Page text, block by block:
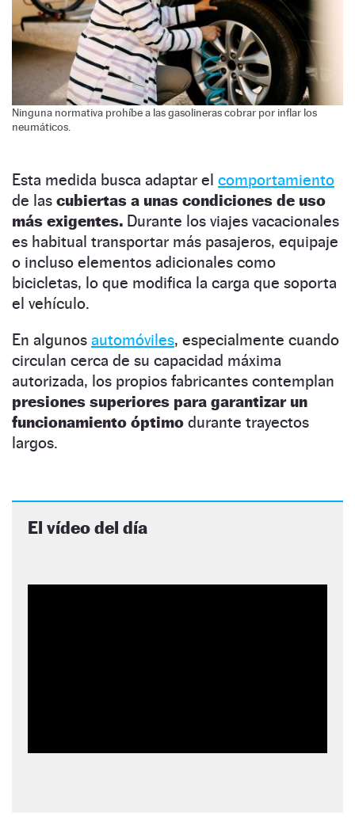
Ninguna normativa prohíbe a las gasolineras cobrar por inflar los
neumáticos.
Esta medida busca adaptar el comportamiento
de las cubiertas a unas condiciones de uso
más exigentes. Durante los viajes vacacionales
es habitual transportar más pasajeros, equipaje
o incluso elementos adicionales como
bicicletas, lo que modifica la carga que soporta
el vehículo.
En algunos automóviles, especialmente cuando
circulan cerca de su capacidad máxima
autorizada, los propios fabricantes contemplan
presiones superiores para garantizar un
funcionamiento óptimo durante trayectos
largos.
El vídeo del día